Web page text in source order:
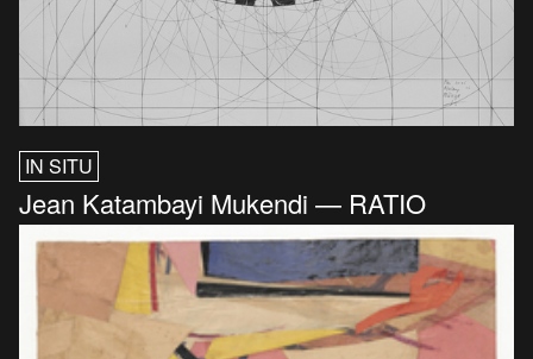
IN SITU
Jean Katambayi Mukendi — RATIO